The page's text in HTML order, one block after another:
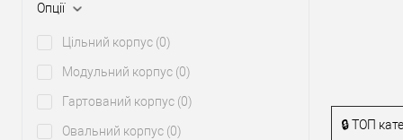
Опції
Цільний корпус (0)
Модульний корпус (0)
Гартований корпус (0)
Овальний корпус (0) 🔒 ТОП